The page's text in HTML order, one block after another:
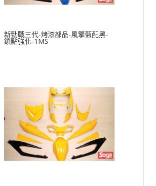
新勁戰三代-烤漆部品-風擎藍配黑-
鎖點強化-1MS